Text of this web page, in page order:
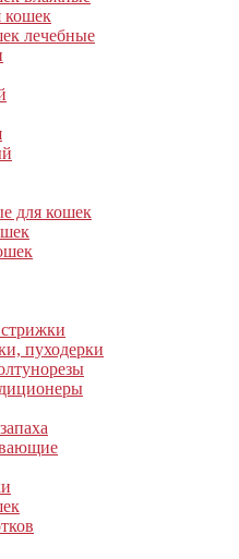
кошек
лечебные
для кошек
пуходерки